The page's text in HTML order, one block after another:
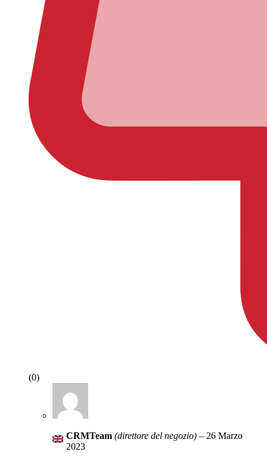
(0)
CRMTeam (direttore del negozio) – 26 Marzo
2023